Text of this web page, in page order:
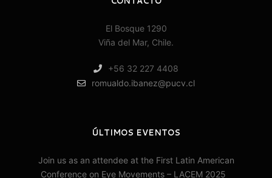
El Bosque 1290
Viña del Mar, Chile.
+56 32 227 4408
romualdo.ibanez@pucv.cl
ÚLTIMOS EVENTOS
Join us as an attendee at the First Latin American
Conference on Eye Movements – LACEM 2025